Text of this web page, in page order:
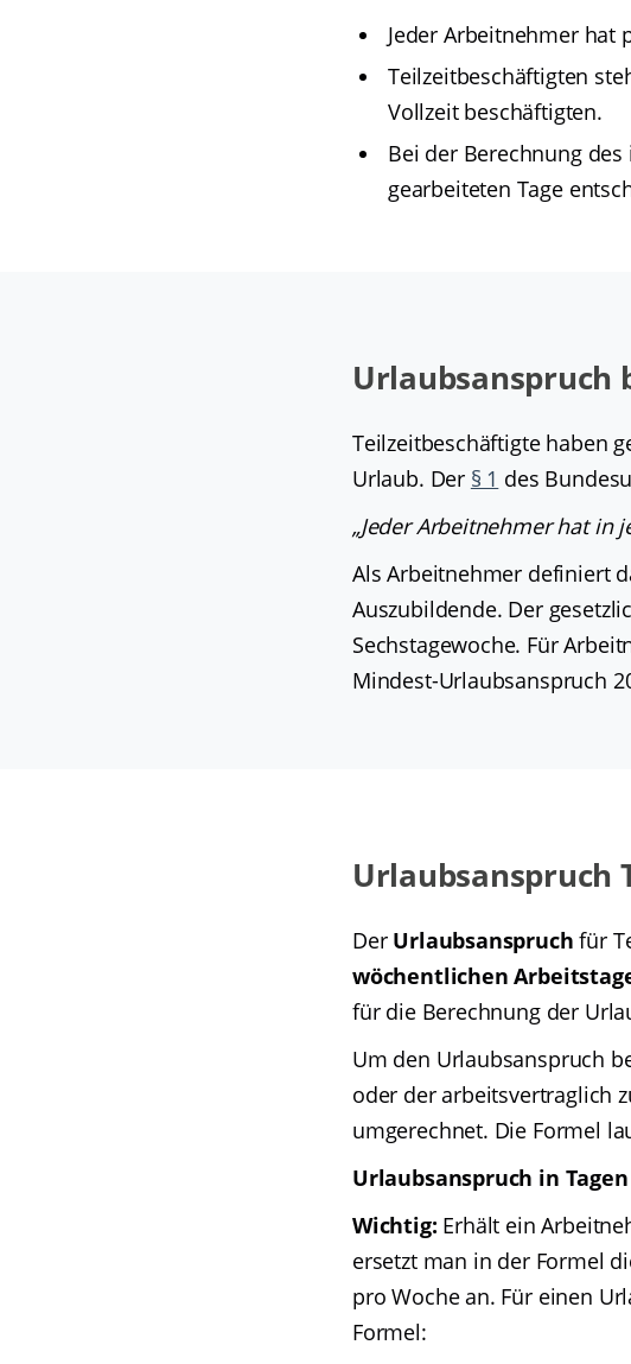
Jeder Arbeitnehmer hat
Teilzeitbeschäftigten
Vollzeit beschäftigten.
Bei der Berechnung
gearbeiteten Tage
Urlaubsanspruch
Teilzeitbeschäftigte haben
Urlaub. Der § 1 des
„Jeder Arbeitnehmer hat in
Als Arbeitnehmer definiert
Auszubildende. Der
Sechstagewoche. Für
Mindest-Urlaubsanspruch
Urlaubsanspruch
Der Urlaubsanspruch für
wöchentlichen
für die Berechnung der
Um den Urlaubsanspruch
oder der arbeitsvertraglich
umgerechnet. Die Formel
Urlaubsanspruch in
Wichtig: Erhält ein
ersetzt man in der Formel
pro Woche an. Für einen
Formel: